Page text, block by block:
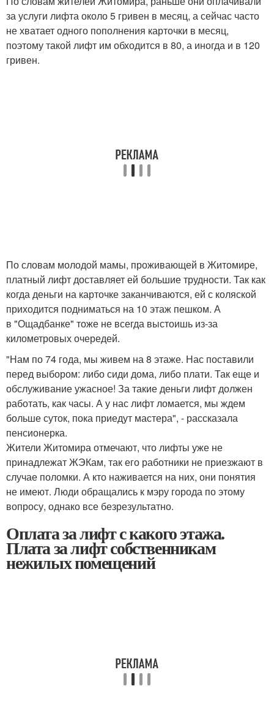
за услуги лифта около 5 гривен в месяц, а сейчас часто
не хватает одного пополнения карточки в месяц,
поэтому такой лифт им обходится в 80, а иногда и в 120
гривен.
По словам молодой мамы, проживающей в Житомире,
платный лифт доставляет ей большие трудности. Так как
когда деньги на карточке заканчиваются, ей с коляской
приходится подниматься на 10 этаж пешком. А
в "Ощадбанке" тоже не всегда выстоишь из-за
километровых очередей.
"Нам по 74 года, мы живем на 8 этаже. Нас поставили
перед выбором: либо сиди дома, либо плати. Так еще и
обслуживание ужасное! За такие деньги лифт должен
работать, как часы. А у нас лифт ломается, мы ждем
больше суток, пока приедут мастера", - рассказала
пенсионерка.
Жители Житомира отмечают, что лифты уже не
принадлежат ЖЭКам, так его работники не приезжают в
случае поломки. А кто наживается на них, они понятия
не имеют. Люди обращались к мэру города по этому
вопросу, однако все безрезультатно.
Оплата за лифт с какого этажа.
Плата за лифт собственникам
нежилых помещений